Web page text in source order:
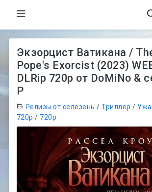
Экзорцист Ватикана /
Pope's Exorcist (2023)
DLRip 720p от DoMiNo &
P
Релизы от селезень /Триллер /
720p / 720p